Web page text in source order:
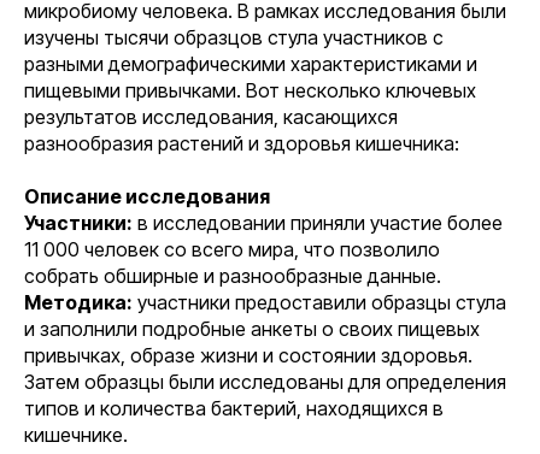
микробиому человека. В рамках исследования были
изучены тысячи образцов стула участников с
разными демографическими характеристиками и
пищевыми привычками. Вот несколько ключевых
результатов исследования, касающихся
разнообразия растений и здоровья кишечника:
Описание исследования
Участники: в исследовании приняли участие более
11 000 человек со всего мира, что позволило
собрать обширные и разнообразные данные.
Методика: участники предоставили образцы стула
и заполнили подробные анкеты о своих пищевых
привычках, образе жизни и состоянии здоровья.
Затем образцы были исследованы для определения
типов и количества бактерий, находящихся в
кишечнике.